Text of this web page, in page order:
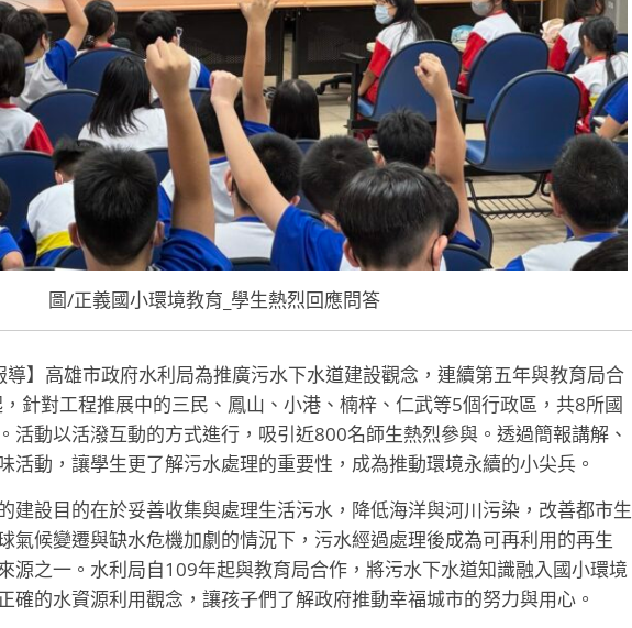
圖/正義國小環境教育_學生熱烈回應問答
導】高雄市政府水利局為推廣污水下水道建設觀念，連續第五年與教育局合
針對工程推展中的三民、鳳山、小港、楠梓、仁武等5個行政區，共8所國
活動以活潑互動的方式進行，吸引近800名師生熱烈參與。透過簡報講解、
活動，讓學生更了解污水處理的重要性，成為推動環境永續的小尖兵。
建設目的在於妥善收集與處理生活污水，降低海洋與河川污染，改善都市生
氣候變遷與缺水危機加劇的情況下，污水經過處理後成為可再利用的再生
源之一。水利局自109年起與教育局合作，將污水下水道知識融入國小環境
確的水資源利用觀念，讓孩子們了解政府推動幸福城市的努力與用心。